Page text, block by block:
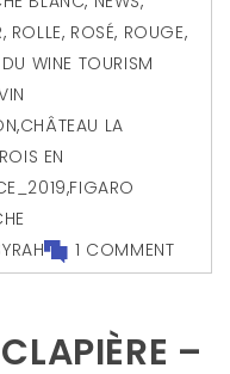
, ROLLE, ROSÉ, ROUGE,
WINE TOURISM
,CHÂTEAU LA
EN
,FIGARO
1 COMMENT
–